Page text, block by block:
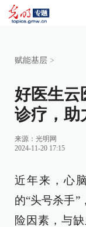
赋能基层 >
好医生云
诊疗，助
来源： 光明网
2024-11-20 17:15
近年来，心
的“头号杀手
险因素，与